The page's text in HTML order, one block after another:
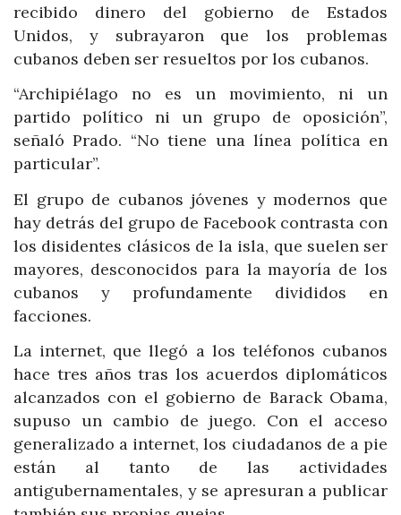
recibido dinero del gobierno de Estados
Unidos, y subrayaron que los problemas
cubanos deben ser resueltos por los cubanos.
“Archipiélago no es un movimiento, ni un
partido político ni un grupo de oposición”,
señaló Prado. “No tiene una línea política en
particular”.
El grupo de cubanos jóvenes y modernos que
hay detrás del grupo de Facebook contrasta con
los disidentes clásicos de la isla, que suelen ser
mayores, desconocidos para la mayoría de los
cubanos y profundamente divididos en
facciones.
La internet, que llegó a los teléfonos cubanos
hace tres años tras los acuerdos diplomáticos
alcanzados con el gobierno de Barack Obama,
supuso un cambio de juego. Con el acceso
generalizado a internet, los ciudadanos de a pie
están al tanto de las actividades
antigubernamentales, y se apresuran a publicar